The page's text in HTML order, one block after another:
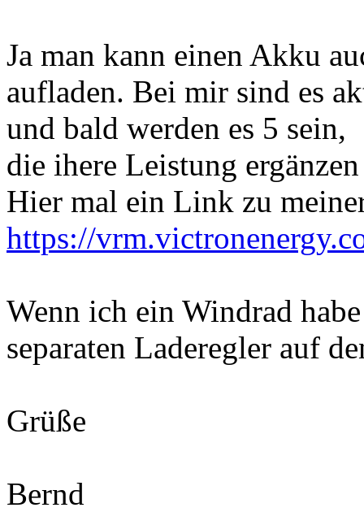
Ja man kann einen Akku
aufladen. Bei mir sind es
und bald werden es 5 sein,
die ihere Leistung
Hier mal ein Link zu
https://
Wenn ich ein Windrad
separaten Laderegler auf
Grüße
Bernd